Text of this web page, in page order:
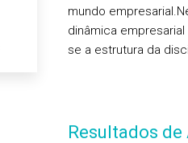
mundo
dinâmica
se a estrutura da
Resultados